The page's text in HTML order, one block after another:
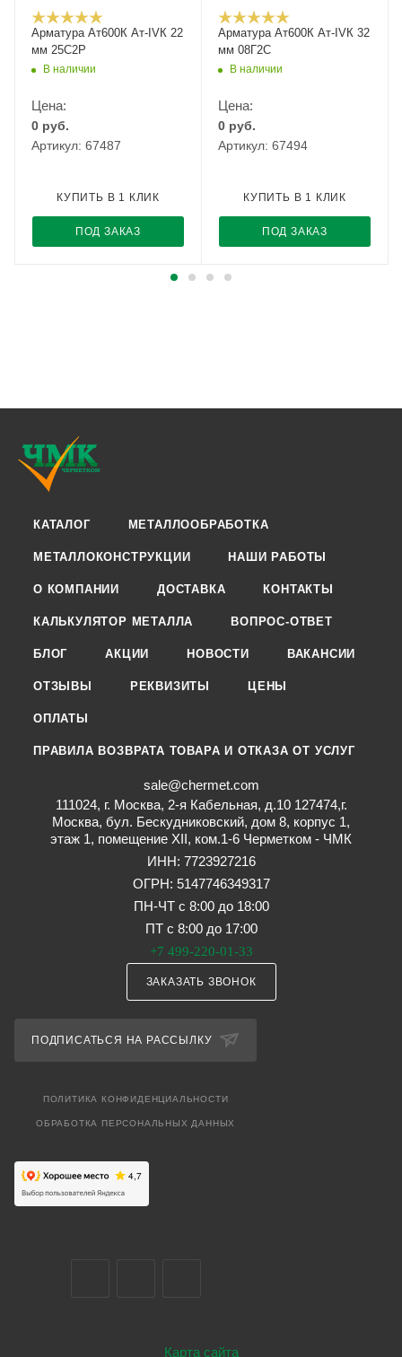
Арматура Ат600К Ат-IVК 22
мм 25С2Р
В наличии
Цена:
0 руб.
Артикул: 67487
ПОД ЗАКАЗ
КУПИТЬ В 1 КЛИК
Арматура Ат600К Ат-IVК 32
мм 08Г2С
В наличии
Цена:
0 руб.
Артикул: 67494
ПОД ЗАКАЗ
КУПИТЬ В 1 КЛИК
КАТАЛОГ МЕТАЛЛООБРАБОТКА
МЕТАЛЛОКОНСТРУКЦИИ НАШИ РАБОТЫ
О КОМПАНИИ ДОСТАВКА КОНТАКТЫ
КАЛЬКУЛЯТОР МЕТАЛЛА ВОПРОС-ОТВЕТ
БЛОГ АКЦИИ НОВОСТИ ВАКАНСИИ
ОТЗЫВЫ РЕКВИЗИТЫ ЦЕНЫ
ОПЛАТЫ
ПРАВИЛА ВОЗВРАТА ТОВАРА И ОТКАЗА ОТ УСЛУГ
sale@chermet.com
111024, г. Москва, 2-я Кабельная, д.10 127474,г.
Москва, бул. Бескудниковский, дом 8, корпус 1,
этаж 1, помещение XII, ком.1-6 Черметком - ЧМК
ИНН: 7723927216
ОГРН: 5147746349317
ПН-ЧТ с 8:00 до 18:00
ПТ с 8:00 до 17:00
+7 499-220-01-33
ЗАКАЗАТЬ ЗВОНОК
ПОДПИСАТЬСЯ НА РАССЫЛКУ
ПОЛИТИКА КОНФИДЕНЦИАЛЬНОСТИ
ОБРАБОТКА ПЕРСОНАЛЬНЫХ ДАННЫХ
Карта сайта